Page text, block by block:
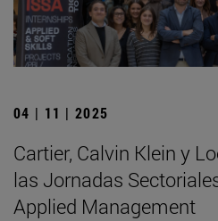
04 | 11 | 2025
Cartier, Calvin Klein y
las Jornadas
Applied Management